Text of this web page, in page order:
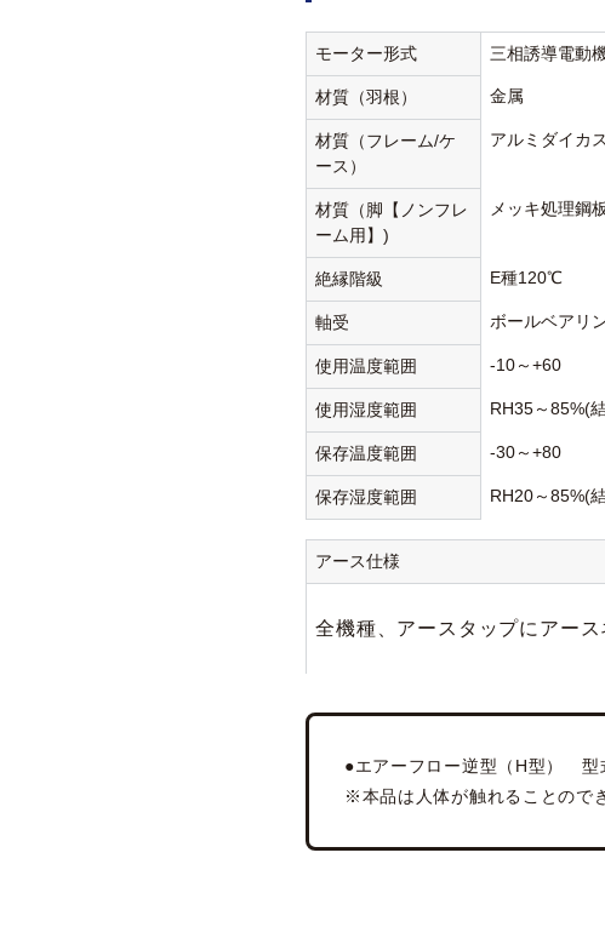
モーター形式 三相誘導電動
材質（羽根） 金属
材質（フレーム/ケ
ース）
アルミダイカ
材質（脚【ノンフレ
ーム用】)
メッキ処理鋼板
絶縁階級 E種120℃
軸受 ボールベアリ
使用温度範囲 -10～+60
使用湿度範囲 RH35～85%(
保存温度範囲 -30～+80
保存湿度範囲 RH20～85%(
アース仕様
全機種、アースタップにアース
●エアーフロー逆型（H型）
※本品は人体が触れることので